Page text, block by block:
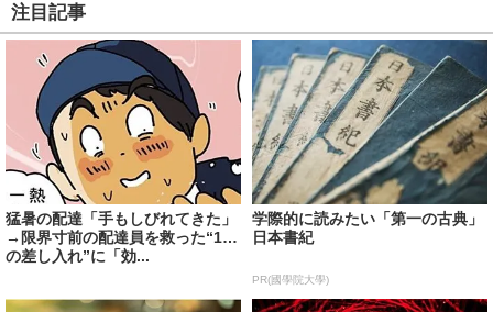
注目記事
猛暑の配達「手もしびれてきた」
→限界寸前の配達員を救った“1つ
の差し入れ”に「効...
学際的に読みたい「第一の古典」
日本書紀
PR(國學院大學)